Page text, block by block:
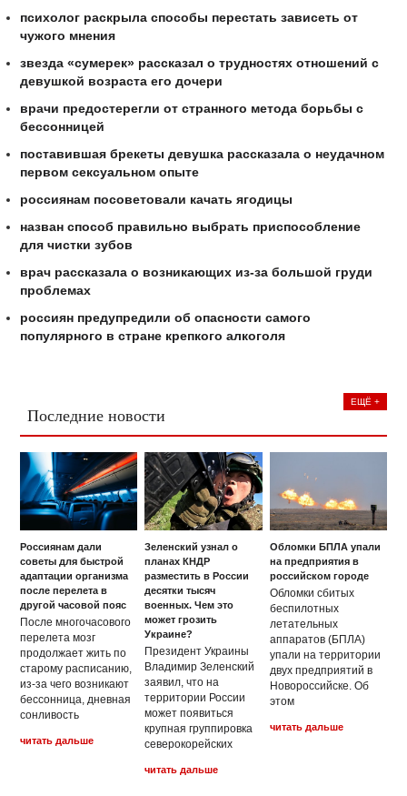
психолог раскрыла способы перестать зависеть от
чужого мнения
звезда «сумерек» рассказал о трудностях отношений с
девушкой возраста его дочери
врачи предостерегли от странного метода борьбы с
бессонницей
поставившая брекеты девушка рассказала о неудачном
первом сексуальном опыте
россиянам посоветовали качать ягодицы
назван способ правильно выбрать приспособление
для чистки зубов
врач рассказала о возникающих из-за большой груди
проблемах
россиян предупредили об опасности самого
популярного в стране крепкого алкоголя
Последние новости
ЕЩЁ +
Россиянам дали
советы для быстрой
адаптации организма
после перелета в
другой часовой пояс
После многочасового
перелета мозг
продолжает жить по
старому расписанию,
из-за чего возникают
бессонница, дневная
сонливость
читать дальше
Зеленский узнал о
планах КНДР
разместить в России
десятки тысяч
военных. Чем это
может грозить
Украине?
Президент Украины
Владимир Зеленский
заявил, что на
территории России
может появиться
крупная группировка
северокорейских
читать дальше
Обломки БПЛА упали
на предприятия в
российском городе
Обломки сбитых
беспилотных
летательных
аппаратов (БПЛА)
упали на территории
двух предприятий в
Новороссийске. Об
этом
читать дальше